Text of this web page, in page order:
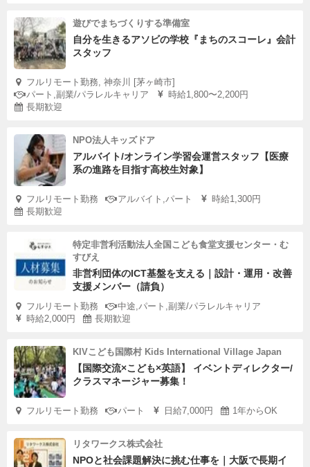
遊びでまちづくりする準備室
自分を生きるアソビの学校『まちのスコーレ』会計
スタッフ
フルリモート勤務, 神奈川 [茅ヶ崎市]
パート,副業/パラレルキャリア
時給1,800〜2,200円
長期歓迎
NPO法人キッズドア
アルバイト/オンライン学習会運営スタッフ【医療
系の進路を目指す高校生対象】
フルリモート勤務 アルバイト,パート
時給1,300円
長期歓迎
特定非営利活動法人全国こども食堂支援センター・む
すびえ
非営利団体のICT基盤を支える｜設計・運用・改善
支援メンバー（請負）
フルリモート勤務
中途,パート,副業/パラレルキャリア
時給2,000円
長期歓迎
KIVこども国際村 Kids International Village Japan
【国際交流×こども×英語】 イベントディレクター/
クラスマネージャー募集！
フルリモート勤務 パート 日給7,000円 1年からOK
リタワークス株式会社
NPOと社会課題解決に挑む仕事を｜大阪で長期イ